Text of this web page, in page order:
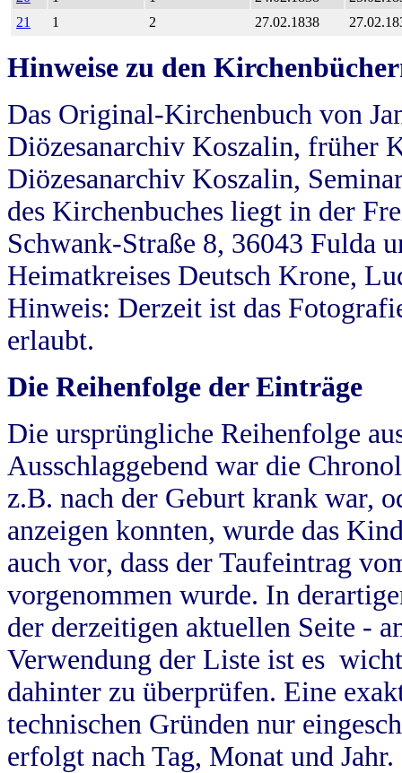
21
1 2 27.02.1838
Hinweise zu den
Das Original-Kirchenbuch von
Diözesanarchiv Koszalin, früher
Diözesanarchiv Koszalin,
des Kirchenbuches liegt in der
Schwank-Straße 8, 36043 Fulda
Heimatkreises Deutsch Krone,
Hinweis: Derzeit ist das
erlaubt.
Die Reihenfolge der Einträge
Die ursprüngliche Reihenfolge
Ausschlaggebend war die
z.B. nach der Geburt krank war,
anzeigen konnten, wurde das
auch vor, dass der Taufeintrag
vorgenommen wurde. In
der derzeitigen aktuellen Seite -
Verwendung der Liste ist es
dahinter zu überprüfen. Eine
technischen Gründen nur
erfolgt nach Tag, Monat und Jahr.